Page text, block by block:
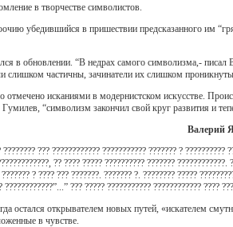
в творчестве символистов.
убедившийся в пришествии предсказанного им
в обновлении. “В недрах самого символизма,-
частичны, зачинатели их слишком
отмечено исканиями в модернистском искусстве.
“символизм закончил свой круг развития и
Валерий
??? ???????????? ??????????? ??????? ?
?? ???? ????? ?????????? ???????
? ???? ??? ???????. ??????? ?. ???????? ?????
??? ????? ??????????? ???????????? ????
остался открывателем новых путей, «искателем
в чувстве.